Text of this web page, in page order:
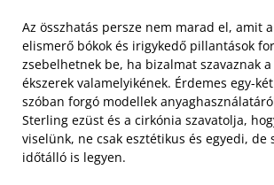
Az összhatás persze nem marad el, amit
elismerő bókok és irigykedő pillantások
zsebelhetnek be, ha bizalmat szavaznak a
ékszerek valamelyikének. Érdemes egy-
szóban forgó modellek
Sterling ezüst és a cirkónia szavatolja,
viselünk, ne csak esztétikus és egyedi, de
időtálló is legyen.